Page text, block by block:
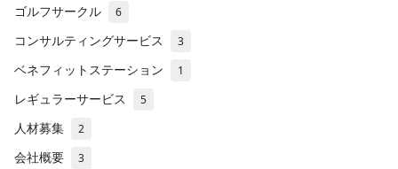
ゴルフサークル 6
コンサルティングサービス 3
ベネフィットステーション 1
レギュラーサービス 5
人材募集 2
会社概要 3